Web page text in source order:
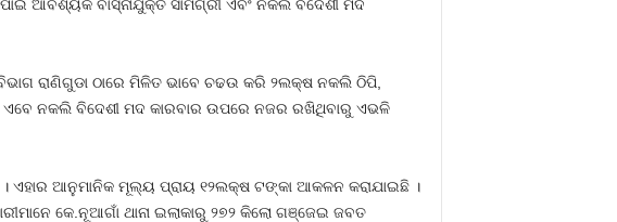
ଆବଶ୍ୟକ ବାସ୍ନାଯୁକ୍ତ ସାମଗ୍ରୀ ଏବଂ ନକଲି ବିଦେଶୀ ମଦ
ରାଣିଗୁଡା ଠାରେ ମିଳିତ ଭାବେ ଚଢଉ କରି ୨ଲକ୍ଷ ନକଲି ଠିପି,
ଏବେ ନକଲି ବିଦେଶୀ ମଦ କାରବାର ଉପରେ ନଜର ରଖିଥିବାରୁ ଏଭଳି
ଆନୁମାନିକ ମୂଲ୍ୟ ପ୍ରାୟ ୧୨ଲକ୍ଷ ଟଙ୍କା ଆକଳନ କରାଯାଇଛି ।
କେ.ନୂଆଗାଁ ଥାନା ଇଲାକାରୁ ୨୭୨ କିଲୋ ଗଞ୍ଜେଇ ଜବତ